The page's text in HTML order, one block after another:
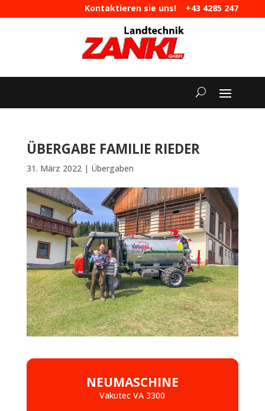
Kontaktieren sie uns! +43 4285 247
|maschinen@landtechnik-zankl.at
ÜBERGABE FAMILIE RIEDER
31. März 2022| Übergaben
NEUMASCHINE
Vakutec VA 3300